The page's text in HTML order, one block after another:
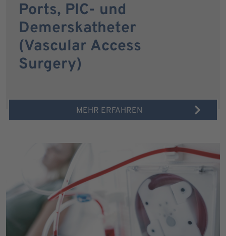
Ports, PIC- und
Demerskatheter
(Vascular Access
Surgery)
MEHR ERFAHREN